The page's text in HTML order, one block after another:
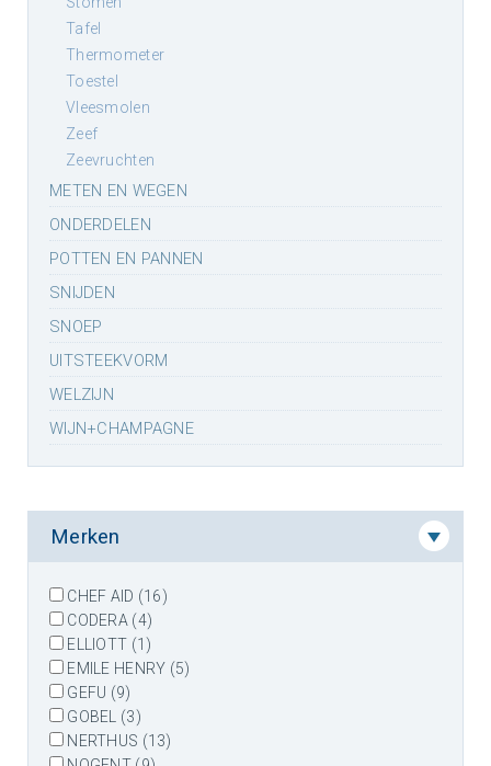
tafel
thermometer
toestel
vleesmolen
zeef
zeevruchten
METEN EN WEGEN
ONDERDELEN
POTTEN EN PANNEN
SNIJDEN
SNOEP
UITSTEEKVORM
WELZIJN
WIJN+CHAMPAGNE
Merken
CHEF AID (16)
CODERA (4)
ELLIOTT (1)
EMILE HENRY (5)
GEFU (9)
GOBEL (3)
NERTHUS (13)